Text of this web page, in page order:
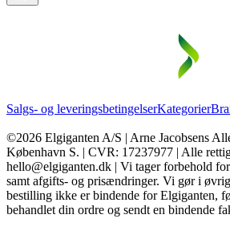
Salgs- og leveringsbetingelserKategorier
©2026 Elgiganten A/S | Arne Jacobsens
København S. | CVR: 17237977 | Alle
hello@elgiganten.dk | Vi tager forbehold
samt afgifts- og prisændringer. Vi gør i
bestilling ikke er bindende for Elgiganten,
behandlet din ordre og sendt en bindende